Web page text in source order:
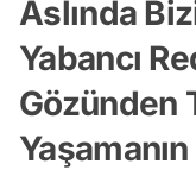
Aslında
Yabancı
Gözünden